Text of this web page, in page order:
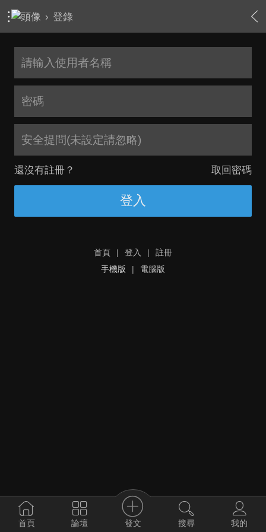
› 登錄
安全提問(未設定請忽略)
還沒有註冊？ 取回密碼
登入
首頁 | 登入 |
註冊
手機版
| 電腦版
首頁 論壇 發文 搜尋 我的